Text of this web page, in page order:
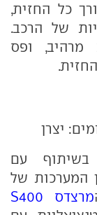
כל החזית,
של הרכב.
מרהיב, ופס
בשיתוף עם
המערכות של
מרצדס S400